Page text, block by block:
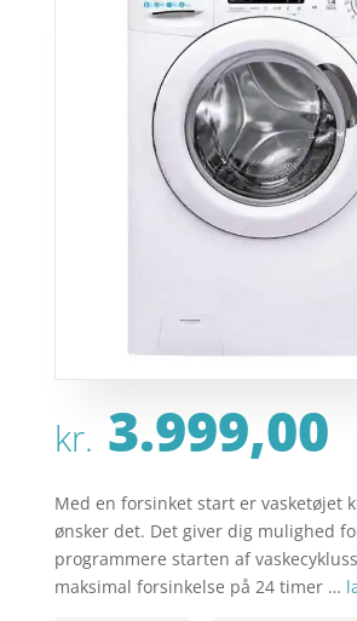
kr. 3.999,00
Med en forsinket start er vasketøjet
ønsker det. Det giver dig mulighed
programmere starten af
maksimal forsinkelse på 24 timer …